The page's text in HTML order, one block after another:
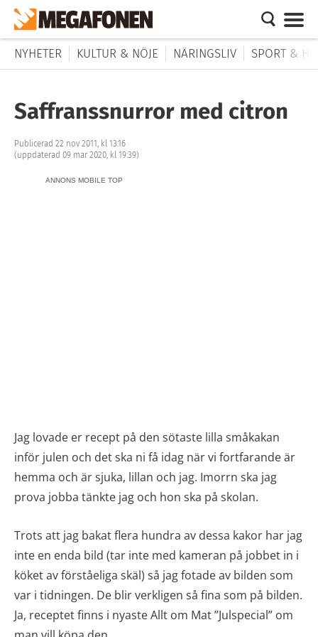
NYHETER KULTUR & NÖJE NÄRINGSLIV SPORT &
Saffranssnurror med citron
Publicerad 22 nov 2011, kl 13:16
(uppdaterad 09 mar 2020, kl 19:39)
ANNONS MOBILE TOP
Jag lovade er recept på den sötaste lilla småkakan
inför julen och det ska ni få idag när vi fortfarande är
hemma och är sjuka, lillan och jag. Imorrn ska jag
prova jobba tänkte jag och hon ska på skolan.
Trots att jag bakat flera hundra av dessa kakor har jag
inte en enda bild (tar inte med kameran på jobbet in i
köket av förståeliga skäl) så jag fotade av bilden som
var i tidningen. De blir verkligen så fina som på bilden.
Ja, receptet finns i nyaste Allt om Mat ”Julspecial” om